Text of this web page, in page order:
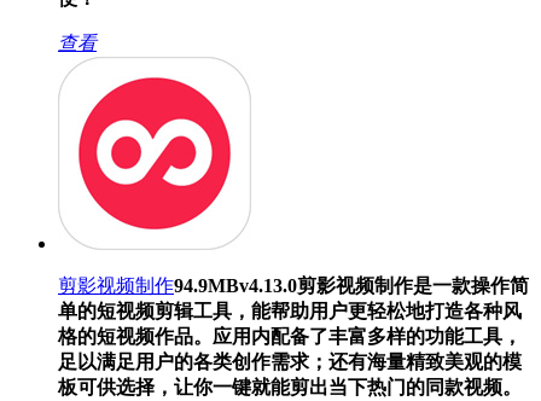
查看
剪影视频制作94.9MBv4.13.0剪影视频制作是一款操作简
单的短视频剪辑工具，能帮助用户更轻松地打造各种风
格的短视频作品。应用内配备了丰富多样的功能工具，
足以满足用户的各类创作需求；还有海量精致美观的模
板可供选择，让你一键就能剪出当下热门的同款视频。